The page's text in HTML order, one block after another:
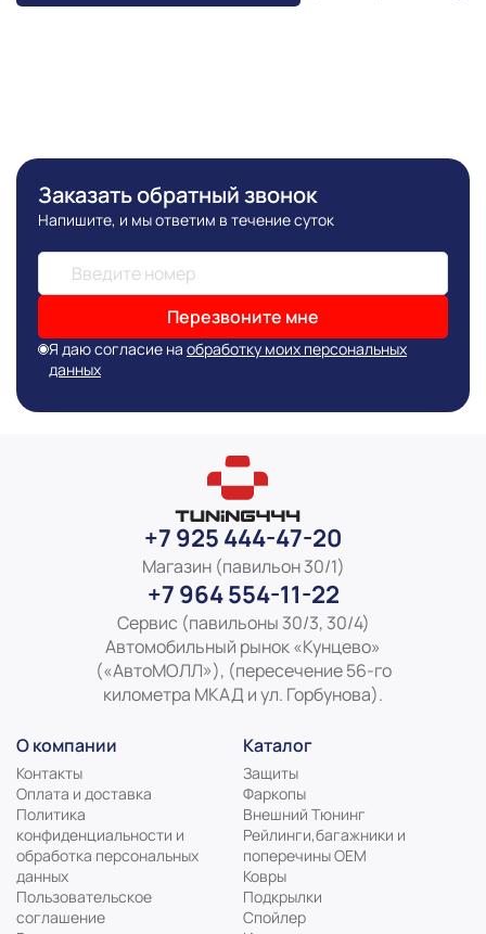
Заказать обратный звонок
Напишите, и мы ответим в течение суток
Перезвоните мне
Я даю согласие на обработку моих персональных
данных
+7 925 444-47-20
Магазин (павильон 30/1)
+7 964 554-11-22
Сервис (павильоны 30/3, 30/4)
Автомобильный рынок «Кунцево»
(«АвтоМОЛЛ»), (пересечение 56-го
километра МКАД и ул. Горбунова).
О компании
Контакты
Оплата и доставка
Политика
конфиденциальности и
обработка персональных
данных
Пользовательское
соглашение
Каталог
Защиты
Фаркопы
Внешний Тюнинг
Рейлинги,багажники и
поперечины ОЕМ
Ковры
Подкрылки
Спойлер